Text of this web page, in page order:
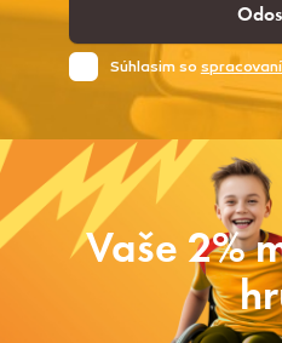
Súhlasim so
Vaše 2%